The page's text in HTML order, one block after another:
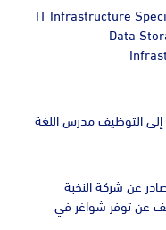
IT Infrastructure
Data
التوظيف مدرس اللغة
عن شركة النخبة
عن توفر شواغر في